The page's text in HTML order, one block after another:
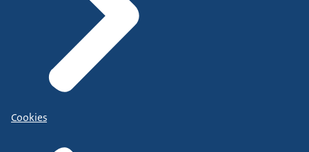
Cookies